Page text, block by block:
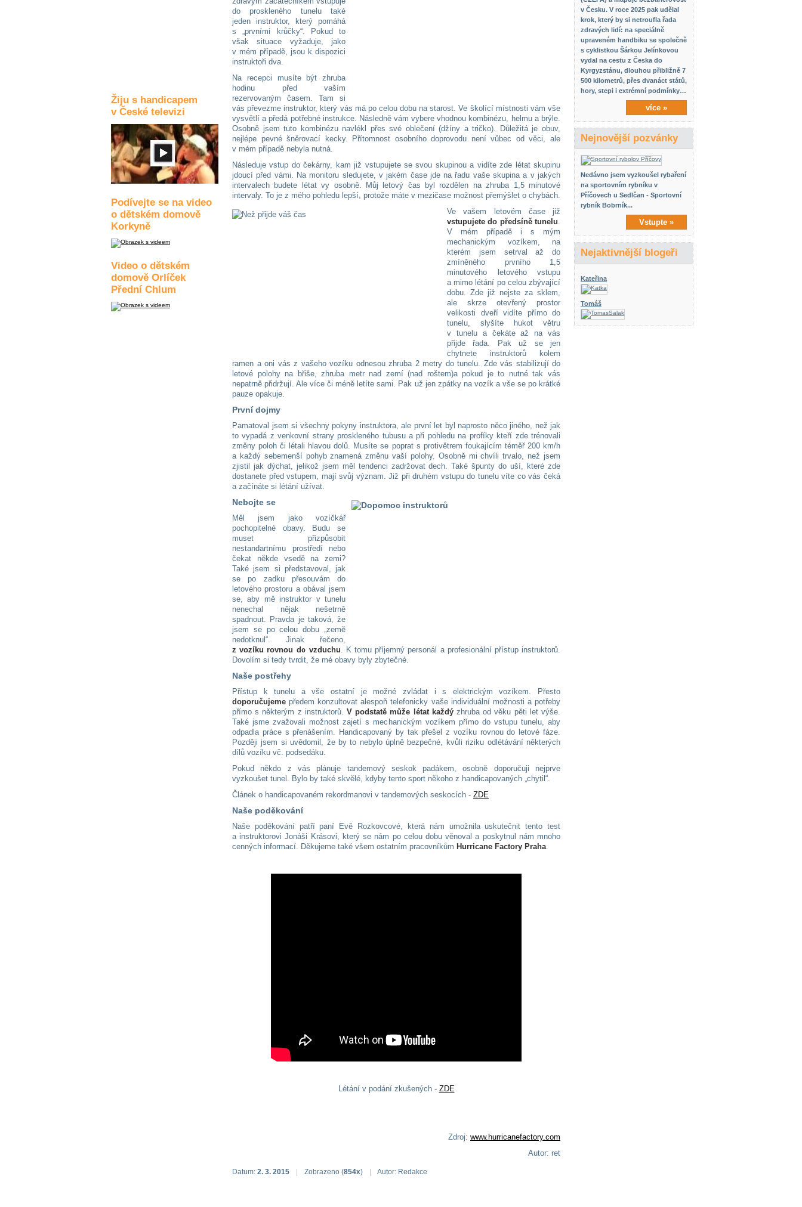
Žiju s handicapem
v České televizi
Podívejte se na video
o dětském domově
Korkyně
Video o dětském
domově Orlíček
Přední Chlum
do proskleného tunelu také
jeden instruktor, který pomáhá
s „prvními krůčky“. Pokud to
však situace vyžaduje, jako
v mém případě, jsou k dispozici
instruktoři dva.
Na recepci musíte být zhruba
hodinu před vaším
rezervovaným časem. Tam si
vás převezme instruktor, který vás má po celou dobu na starost. Ve školící místnosti vám vše
vysvětlí a předá potřebné instrukce. Následně vám vybere vhodnou kombinézu, helmu a brýle.
Osobně jsem tuto kombinézu navlékl přes své oblečení (džíny a tričko). Důležitá je obuv,
nejlépe pevné šněrovací kecky. Přítomnost osobního doprovodu není vůbec od věci, ale
v mém případě nebyla nutná.
Následuje vstup do čekárny, kam již vstupujete se svou skupinou a vidíte zde létat skupinu
jdoucí před vámi. Na monitoru sledujete, v jakém čase jde na řadu vaše skupina a v jakých
intervalech budete létat vy osobně. Můj letový čas byl rozdělen na zhruba 1,5 minutové
intervaly. To je z mého pohledu lepší, protože máte v mezičase možnost přemýšlet o chybách.
Ve vašem letovém čase již
vstupujete do předsíně tunelu.
V mém případě i s mým
mechanickým vozíkem, na
kterém jsem setrval až do
zmíněného prvního 1,5
minutového letového vstupu
a mimo létání po celou zbývající
dobu. Zde již nejste za sklem,
ale skrze otevřený prostor
velikosti dveří vidíte přímo do
tunelu, slyšíte hukot větru
v tunelu a čekáte až na vás
přijde řada. Pak už se jen
chytnete instruktorů kolem
ramen a oni vás z vašeho vozíku odnesou zhruba 2 metry do tunelu. Zde vás stabilizují do
letové polohy na břiše, zhruba metr nad zemí (nad roštem)a pokud je to nutné tak vás
nepatrně přidržují. Ale více či méně letíte sami. Pak už jen zpátky na vozík a vše se po krátké
pauze opakuje.
První dojmy
Pamatoval jsem si všechny pokyny instruktora, ale první let byl naprosto něco jiného, než jak
to vypadá z venkovní strany proskleného tubusu a při pohledu na profíky kteří zde trénovali
změny poloh či létali hlavou dolů. Musíte se poprat s protivětrem foukajícím téměř 200 km/h
a každý sebemenší pohyb znamená změnu vaší polohy. Osobně mi chvíli trvalo, než jsem
zjistil jak dýchat, jelikož jsem měl tendenci zadržovat dech. Také špunty do uší, které zde
dostanete před vstupem, mají svůj význam. Již při druhém vstupu do tunelu víte co vás čeká
a začínáte si létání užívat.
Nebojte se
Měl jsem jako vozíčkář
pochopitelné obavy. Budu se
muset přizpůsobit
nestandartnímu prostředí nebo
čekat někde vsedě na zemi?
Také jsem si představoval, jak
se po zadku přesouvám do
letového prostoru a obával jsem
se, aby mě instruktor v tunelu
nenechal nějak nešetrně
spadnout. Pravda je taková, že
jsem se po celou dobu „země
nedotknul“. Jinak řečeno,
z vozíku rovnou do vzduchu. K tomu příjemný personál a profesionální přístup instruktorů.
Dovolím si tedy tvrdit, že mé obavy byly zbytečné.
Naše postřehy
Přístup k tunelu a vše ostatní je možné zvládat i s elektrickým vozíkem. Přesto
doporučujeme předem konzultovat alespoň telefonicky vaše individuální možnosti a potřeby
přímo s některým z instruktorů. V podstatě může létat každýzhruba od věku pěti let výše.
Také jsme zvažovali možnost zajetí s mechanickým vozíkem přímo do vstupu tunelu, aby
odpadla práce s přenášením. Handicapovaný by tak přešel z vozíku rovnou do letové fáze.
Později jsem si uvědomil, že by to nebylo úplně bezpečné, kvůli riziku odlétávání některých
dílů vozíku vč. podsedáku.
Pokud někdo z vás plánuje tandemový seskok padákem, osobně doporučuji nejprve
vyzkoušet tunel. Bylo by také skvělé, kdyby tento sport někoho z handicapovaných „chytil“.
Článek o handicapovaném rekordmanovi v tandemových seskocích - ZDE
Naše poděkování
Naše poděkování patří paní Evě Rozkovcové, která nám umožnila uskutečnit tento test
a instruktorovi Jonáši Krásovi, který se nám po celou dobu věnoval a poskytnul nám mnoho
cenných informací. Děkujeme také všem ostatním pracovníkům Hurricane Factory Praha.
Létání v podání zkušených - ZDE
Zdroj: www.hurricanefactory.com
Autor: ret
Datum: 2. 3. 2015 Zobrazeno (854x) Autor: Redakce
v Česku. V roce 2025 pak udělal
krok, který by si netroufla řada
zdravých lidí: na speciálně
upraveném handbiku se společně
s cyklistkou Šárkou Jelínkovou
vydal na cestu z Česka do
Kyrgyzstánu, dlouhou přibližně 7
500 kilometrů, přes dvanáct států,
hory, stepi i extrémní podmínky…
více »
Nejnovější pozvánky
Nedávno jsem vyzkoušel rybaření
na sportovním rybníku v
Příčovech u Sedlčan - Sportovní
rybník Bobrník...
Vstupte »
Nejaktivnější blogeři
Kateřina
Tomáš